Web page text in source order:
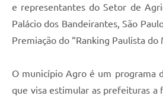
e representantes do Setor de
Palácio dos Bandeirantes, São
Premiação do “Ranking Paulista do
O município Agro é um programa
que visa estimular as prefeituras a